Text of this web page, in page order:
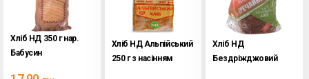
Хліб НД 350 г нар.
Бабусин
Хліб НД Альпійський
250 г з насінням
Хліб НД
Бездріжджовий